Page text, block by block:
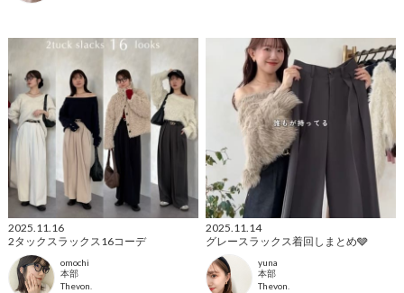
2025.11.16
2タックスラックス16コーデ
omochi
本部
Thevon.
2025.11.14
グレースラックス着回しまとめ🩶
yuna
本部
Thevon.